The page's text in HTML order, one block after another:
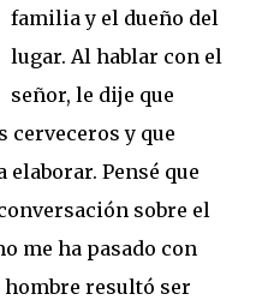
familia y el dueño del
lugar. Al hablar con el
señor, le dije que
cerveceros y que
elaborar. Pensé que
sobre el
me ha pasado con
resultó ser